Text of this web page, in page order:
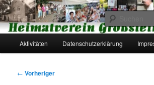
Zum
primären
Inhalt
springenHeimatverein
Aktivitäten Datenschutzerklärung
Beitragsnavigation
← Vorheriger